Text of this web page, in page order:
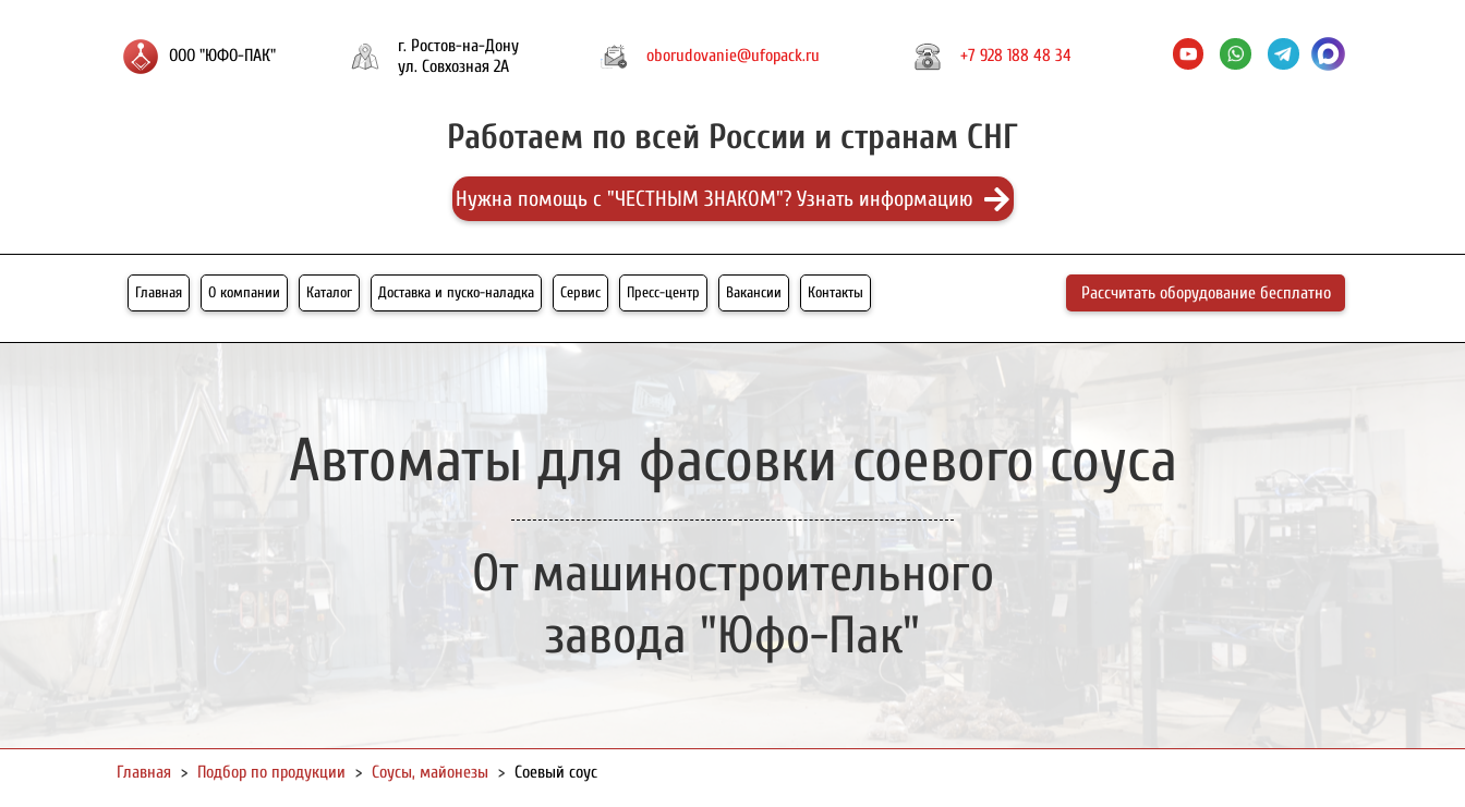
ООО "ЮФО-ПАК"
г. Ростов-на-Дону
ул. Совхозная 2А
oborudovanie@ufopack.ru +7 928 188 48 34
Работаем по всей России и странам СНГ
Нужна помощь с "ЧЕСТНЫМ ЗНАКОМ"? Узнать информацию
Главная О компании Каталог Доставка и пуско-наладка Сервис Пресс-центр Вакансии Контакты Рассчитать оборудование бесплатно
Автоматы для фасовки соевого соуса
От машиностроительного
завода "Юфо-Пак"
Главная > Подбор по продукции > Соусы, майонезы > Соевый соус